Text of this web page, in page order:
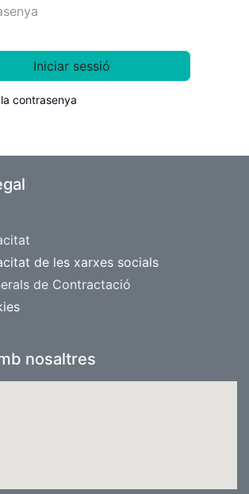
Iniciar sessió
contrasenya
de les xarxes socials
de Contractació
nosaltres